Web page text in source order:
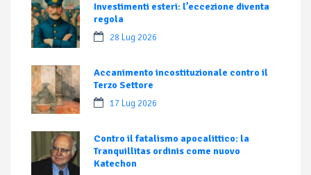
Investimenti esteri: l’eccezione diventa
regola
28 Lug 2026
Accanimento incostituzionale contro il
Terzo Settore
17 Lug 2026
Contro il fatalismo apocalittico: la
Tranquillitas ordinis come nuovo
Katechon